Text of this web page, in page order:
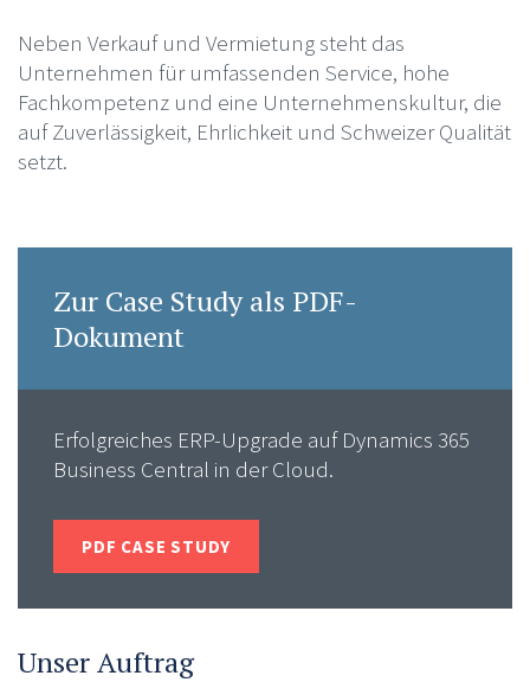
Neben Verkauf und Vermietung steht das
Unternehmen für umfassenden Service, hohe
Fachkompetenz und eine Unternehmenskultur, die
auf Zuverlässigkeit, Ehrlichkeit und Schweizer Qualität
setzt.
Zur Case Study als PDF-
Dokument
Erfolgreiches ERP-Upgrade auf ​Dynamics 365
Business Central in der Cloud.
PDF CASE STUDY
Unser Auftrag